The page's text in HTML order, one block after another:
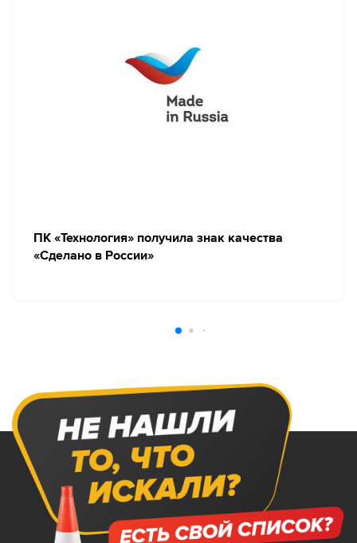
ПК «Технология» получила знак качества
«Сделано в России»